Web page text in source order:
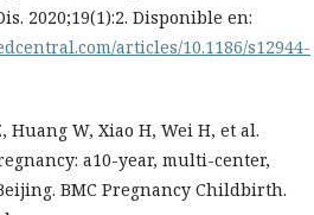
2020;19(1):2. Disponible en:
articles/10.1186/s12944-
Huang W, Xiao H, Wei H, et al.
a10-year, multi-center,
BMC Pregnancy Childbirth.